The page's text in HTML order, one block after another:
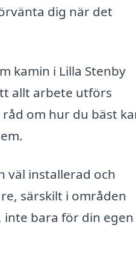
dig när det
kamin i Lilla Stenby
allt arbete utförs
om hur du bäst
väl installerad och
särskilt i områden
bara för din egen